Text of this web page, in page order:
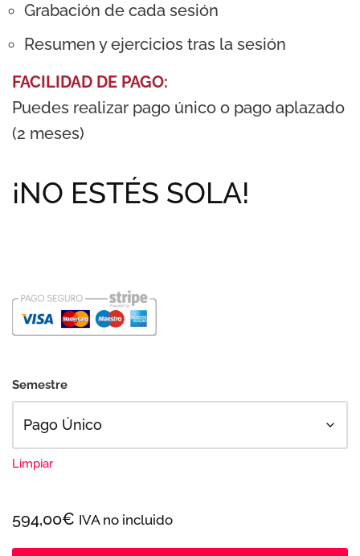
Grabación de cada sesión
Resumen y ejercicios tras la sesión
FACILIDAD DE PAGO:
Puedes realizar pago único o pago aplazado
(2 meses)
¡NO ESTÉS SOLA!
Semestre
Limpiar
594,00€ IVA no incluido